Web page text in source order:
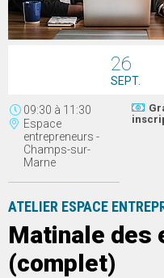
26
SEPT.
09:30 à 11:30
Espace
entrepreneurs -
Champs-sur-
Marne
ATELIER ESPACE
Matinale des
(complet)